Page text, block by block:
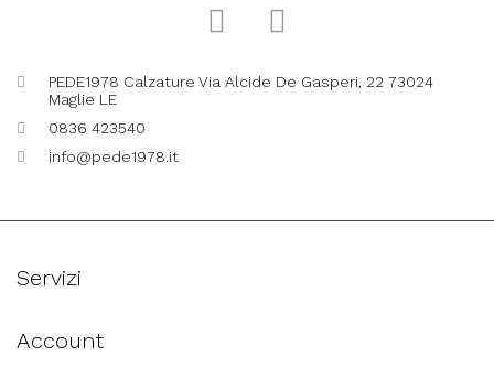
PEDE1978 Calzature Via Alcide De Gasperi, 22 73024
Maglie LE
0836 423540
info@pede1978.it
Servizi
Account